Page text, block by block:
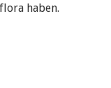
haben.